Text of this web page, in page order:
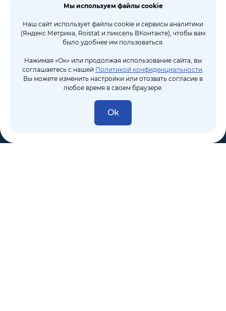
Мы используем файлы cookie
Наш сайт использует файлы cookie и сервисы аналитики
(Яндекс Метрика, Roistat и пиксель ВКонтакте), чтобы вам
было удобнее им пользоваться.
Нажимая «Ок» или продолжая использование сайта, вы
соглашаетесь с нашей Политикой конфиденциальности.
Вы можете изменить настройки или отозвать согласие в
любое время в своем браузере.
Ok